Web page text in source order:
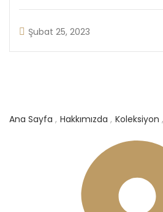
nostrud exercitation ullamco
dolor sit amet, ...
Şubat 25, 2023
Ana Sayfa Hakkımızda Koleksiyon